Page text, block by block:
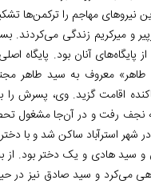
نیروهای مهاجم را ترکمن‌ها
و میرکریم زندگی
پایگاه‌های آنان بود. پایگاه
معروف به سید طاهر
اقامت گزید. وی، پسرش را
به نجف رفت و در آن‌جا مشغول
استرآباد ساکن شد و با
و سید هادی و یک دختر بود.
می‌کرد و سید صادق نیز در